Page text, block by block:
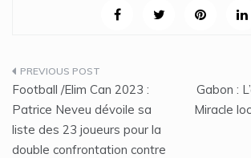
Navigation
de
l’article
Football /Elim Can 2023 :
Patrice Neveu dévoile sa
liste des 23 joueurs pour la
double confrontation contre
Gabon :
Miracle